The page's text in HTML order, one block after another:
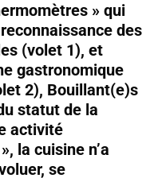
» qui
des
(volet 1), et
gastronomique
2), Bouillant(e)s
statut de la
activité
la cuisine n’a
se